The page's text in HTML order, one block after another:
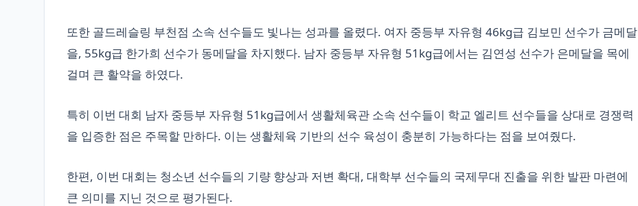
또한 골드레슬링 부천점 소속 선수들도 빛나는 성과를 올렸다. 여자 중등부 자유형 46kg급 김보민 선수가 금메달
을, 55kg급 한가희 선수가 동메달을 차지했다. 남자 중등부 자유형 51kg급에서는 김연성 선수가 은메달을 목에
걸며 큰 활약을 하였다.
특히 이번 대회 남자 중등부 자유형 51kg급에서 생활체육관 소속 선수들이 학교 엘리트 선수들을 상대로 경쟁력
을 입증한 점은 주목할 만하다. 이는 생활체육 기반의 선수 육성이 충분히 가능하다는 점을 보여줬다.
한편, 이번 대회는 청소년 선수들의 기량 향상과 저변 확대, 대학부 선수들의 국제무대 진출을 위한 발판 마련에
큰 의미를 지닌 것으로 평가된다.